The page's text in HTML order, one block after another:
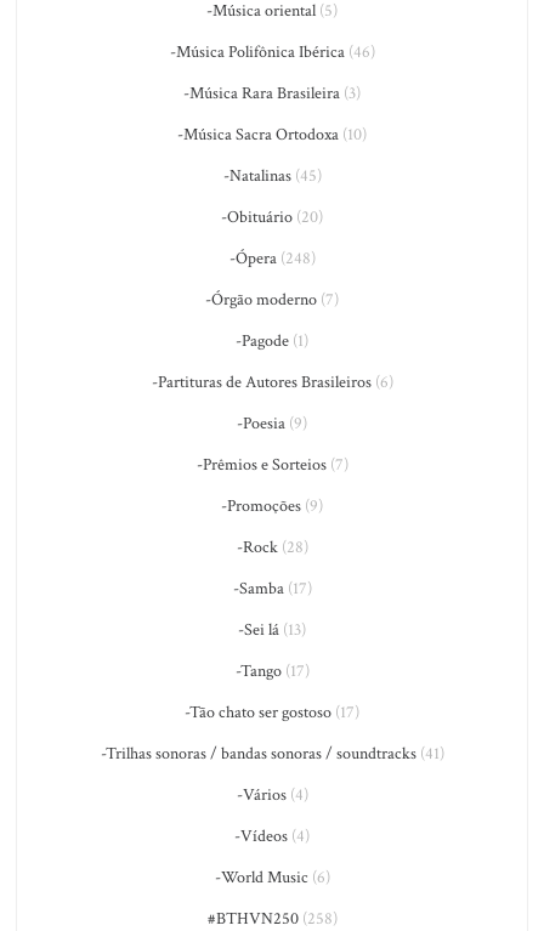
-Música oriental (5)
-Música Polifônica Ibérica(46)
-Música Rara Brasileira (3)
-Música Sacra Ortodoxa (10)
-Natalinas(45)
-Obituário (20)
-Ópera(248)
-Órgão moderno (7)
-Pagode (1)
-Partituras de Autores Brasileiros(6)
-Poesia (9)
-Prêmios e Sorteios(7)
-Promoções (9)
-Rock(28)
-Samba(17)
-Sei lá (13)
-Tango(17)
-Tão chato ser gostoso (17)
-Trilhas sonoras / bandas sonoras / soundtracks(41)
-Vários(4)
-Vídeos (4)
-World Music (6)
#BTHVN250(258)